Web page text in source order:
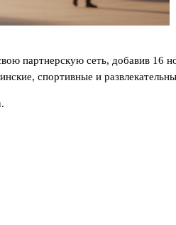
партнерскую сеть, добавив
спортивные и